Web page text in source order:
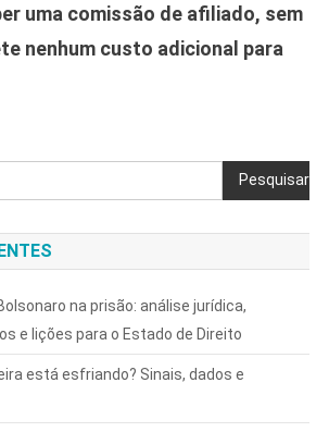
uma comissão de afiliado, sem
nenhum custo adicional para
Pesquisar
na prisão: análise jurídica,
e lições para o Estado de Direito
está esfriando? Sinais, dados e